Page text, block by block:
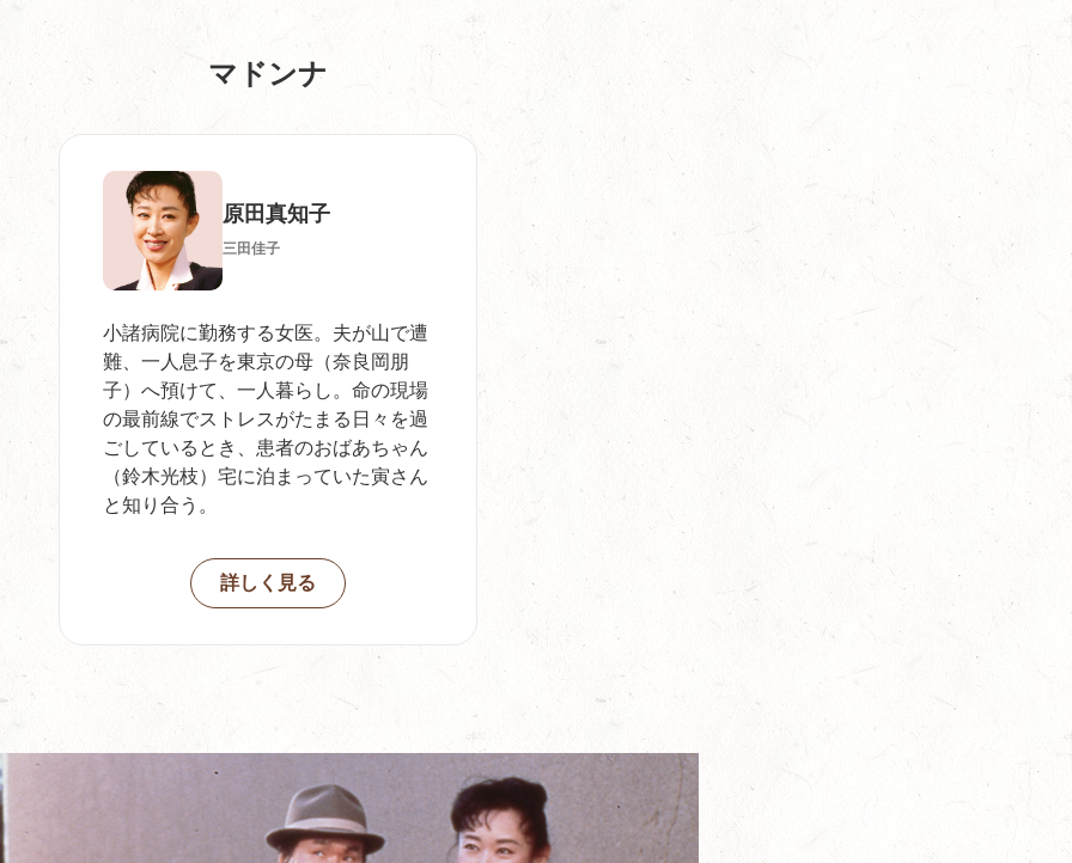
マドンナ
原田真知子
三田佳子
小諸病院に勤務する女医。夫が山で遭
難、一人息子を東京の母（奈良岡朋
子）へ預けて、一人暮らし。命の現場
の最前線でストレスがたまる日々を過
ごしているとき、患者のおばあちゃん
（鈴木光枝）宅に泊まっていた寅さん
と知り合う。
詳しく見る